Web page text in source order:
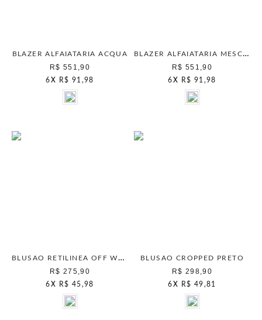
BLAZER ALFAIATARIA ACQUA
R$ 551,90
6 X R$ 91,98
BLAZER ALFAIATARIA MESCLA
R$ 551,90
6 X R$ 91,98
BLUSAO RETILINEA OFF WHITE
R$ 275,90
6 X R$ 45,98
BLUSAO CROPPED PRETO
R$ 298,90
6 X R$ 49,81